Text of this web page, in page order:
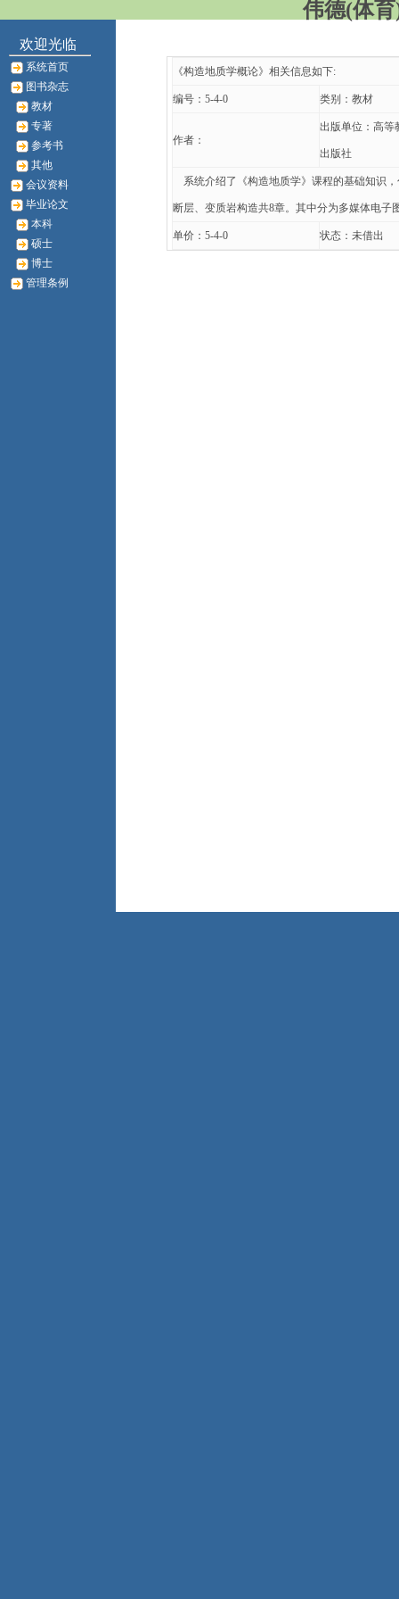
伟德(体
欢迎光临
系统首页
图书杂志
教材
专著
参考书
其他
会议资料
毕业论文
本科
硕士
博士
管理条例
《构造地质学概论》相关信息如下:
编号：5-4-0 类别：教材
作者：
出版单位：高等
出版社
系统介绍了《构造地质学》课程的基础知识
断层、变质岩构造共8章。其中分为多媒体电
单价：5-4-0 状态：未借出